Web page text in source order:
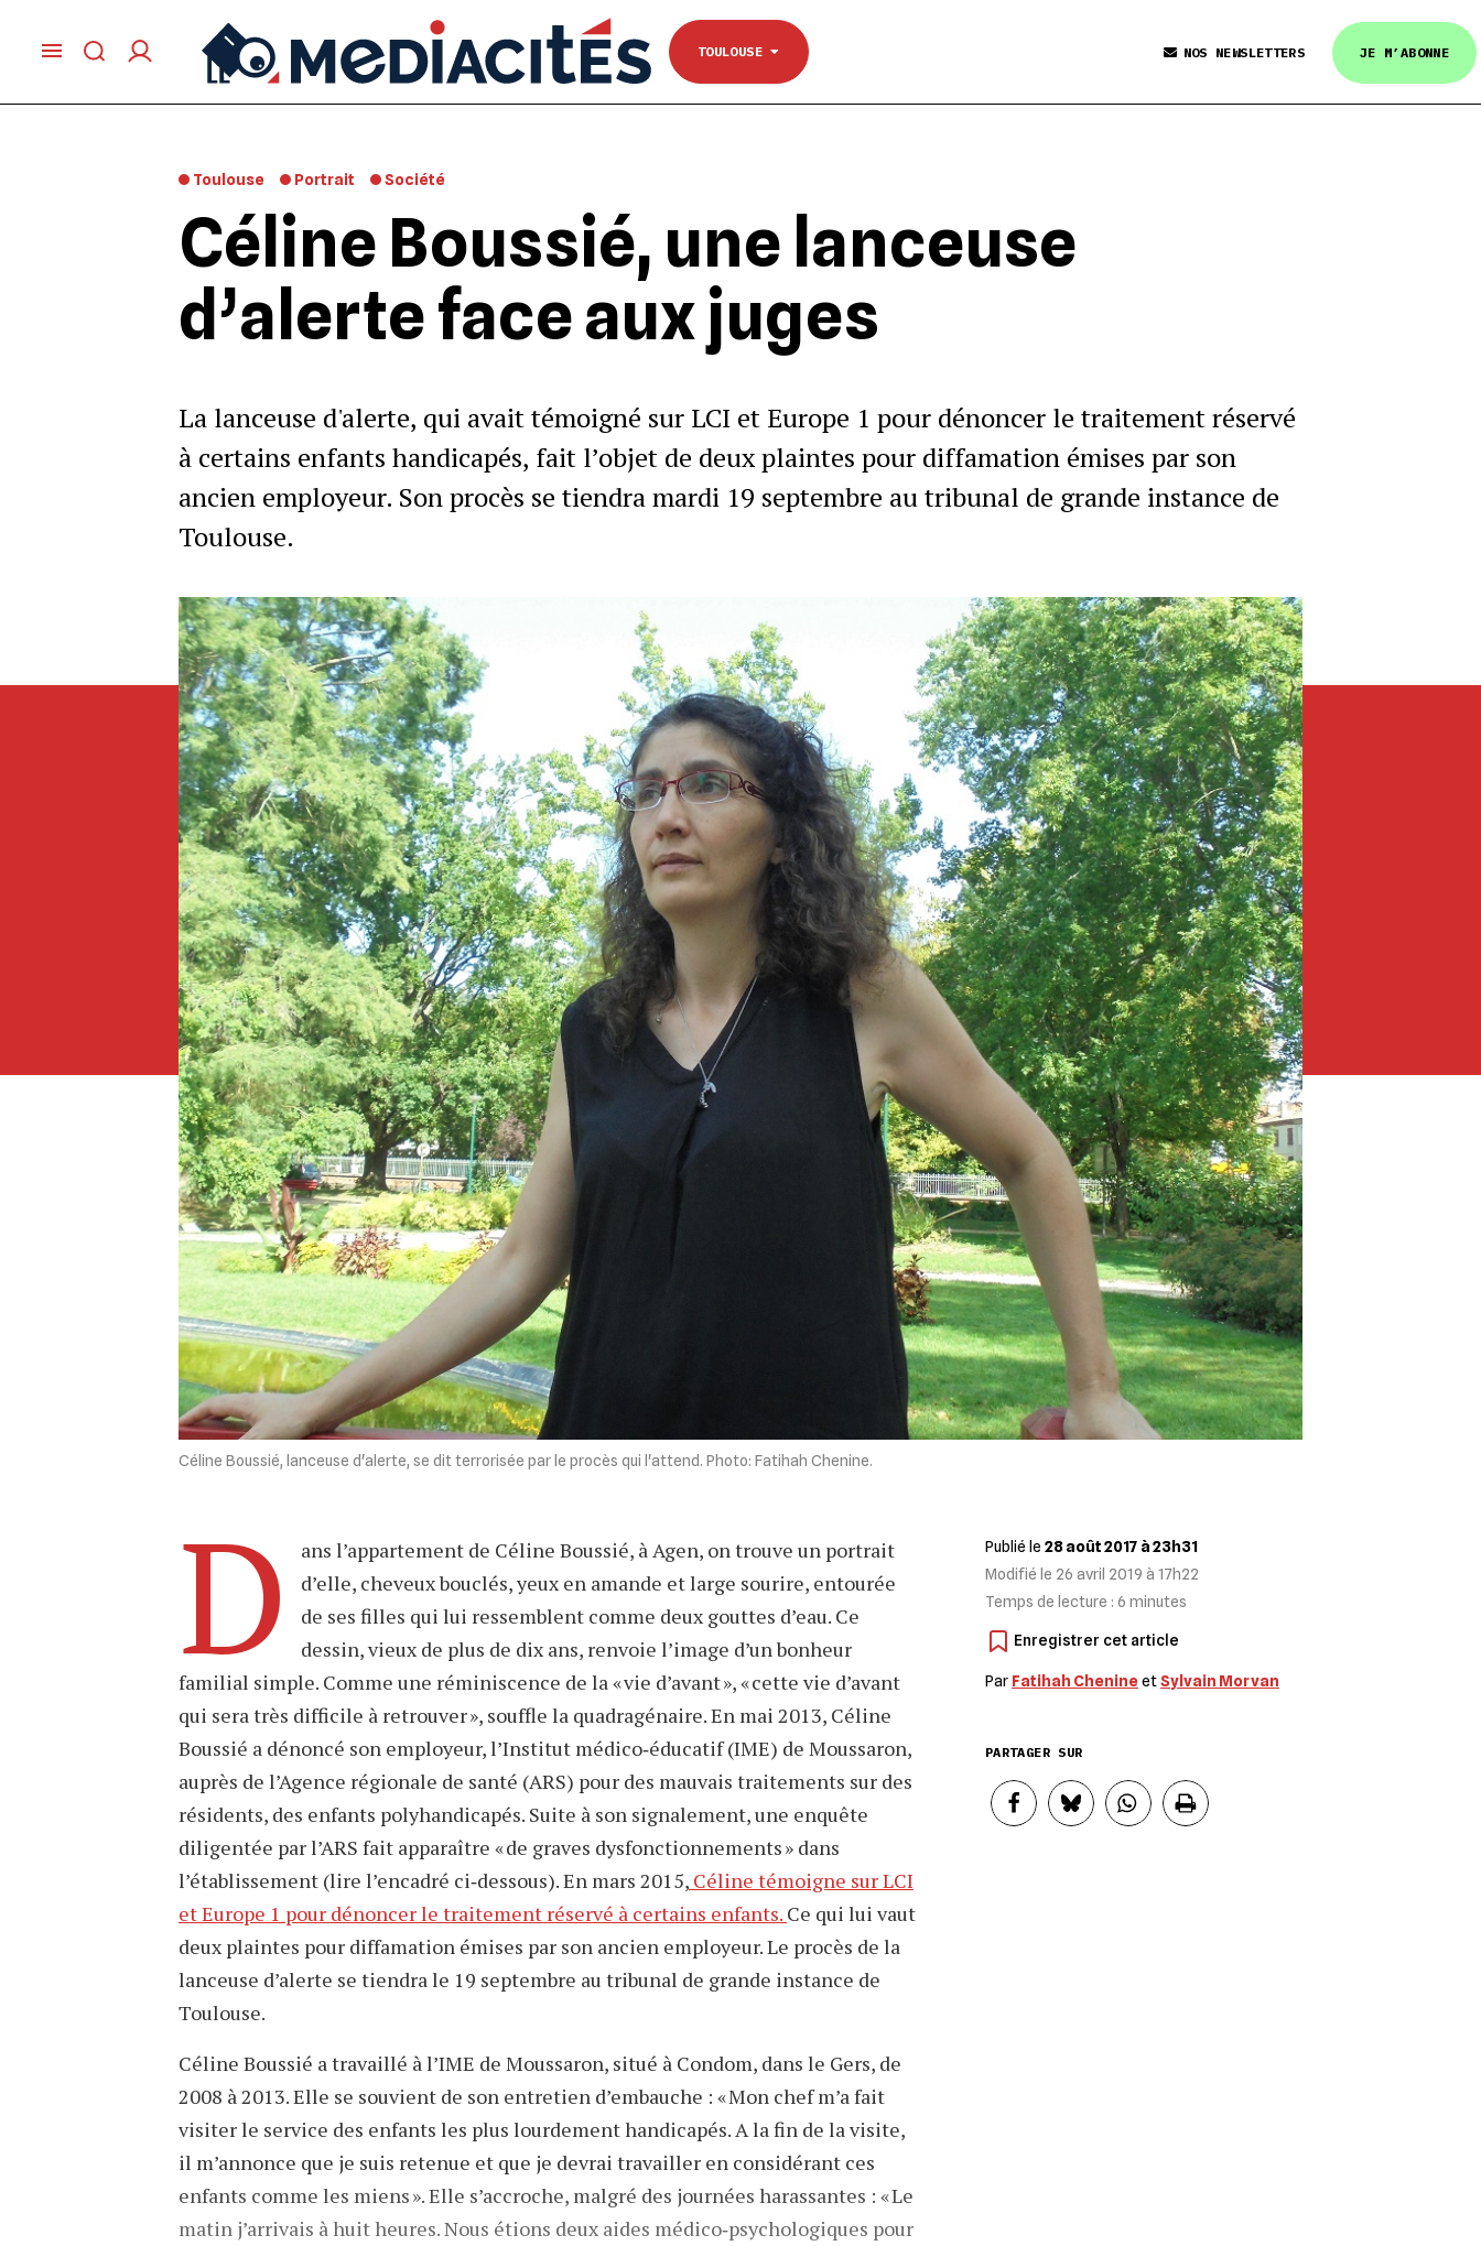
TOULOUSE
NANTES
TOULOUSE
NOS NEWSLETTERS JE M’ABONNE
Se connecter
Toulouse Portrait Société
Céline Boussié, une lanceuse
d’alerte face aux juges
La lanceuse d'alerte, qui avait témoigné sur LCI et Europe 1 pour dénoncer le traitement réservé
à certains enfants handicapés, fait l’objet de deux plaintes pour diffamation émises par son
ancien employeur. Son procès se tiendra mardi 19 septembre au tribunal de grande instance de
Toulouse.
Céline Boussié, lanceuse d'alerte, se dit terrorisée par le procès qui l'attend. Photo: Fatihah Chenine.
D
ans l’appartement de Céline Boussié, à Agen, on trouve un portrait
d’elle, cheveux bouclés, yeux en amande et large sourire, entourée
de ses filles qui lui ressemblent comme deux gouttes d’eau. Ce
dessin, vieux de plus de dix ans, renvoie l’image d’un bonheur
familial simple. Comme une réminiscence de la « vie d’avant », « cette vie d’avant
qui sera très difficile à retrouver », souffle la quadragénaire. En mai 2013, Céline
Boussié a dénoncé son employeur, l’Institut médico‐éducatif (IME) de Moussaron,
auprès de l’Agence régionale de santé (ARS) pour des mauvais traitements sur des
résidents, des enfants polyhandicapés. Suite à son signalement, une enquête
diligentée par l’ARS fait apparaître « de graves dysfonctionnements » dans
l’établissement (lire l’encadré ci‐dessous). En mars 2015, Céline témoigne sur LCI
et Europe 1 pour dénoncer le traitement réservé à certains enfants. Ce qui lui vaut
deux plaintes pour diffamation émises par son ancien employeur. Le procès de la
lanceuse d’alerte se tiendra le 19 septembre au tribunal de grande instance de
Toulouse.
Céline Boussié a travaillé à l’IME de Moussaron, situé à Condom, dans le Gers, de
2008 à 2013. Elle se souvient de son entretien d’embauche : « Mon chef m’a fait
visiter le service des enfants les plus lourdement handicapés. A la fin de la visite,
il m’annonce que je suis retenue et que je devrai travailler en considérant ces
enfants comme les miens ». Elle s’accroche, malgré des journées harassantes : « Le
matin j’arrivais à huit heures. Nous étions deux aides médico‐psychologiques pour
Publié le 28 août 2017 à 23h31
Modifié le 26 avril 2019 à 17h22
Temps de lecture : 6 minutes
Par Fatihah ChenineetSylvain Morvan
PARTAGER SUR